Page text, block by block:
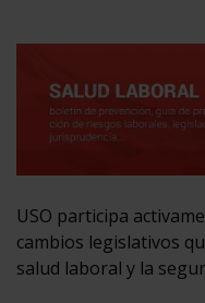
USO participa
cambios legislativos
salud laboral y la